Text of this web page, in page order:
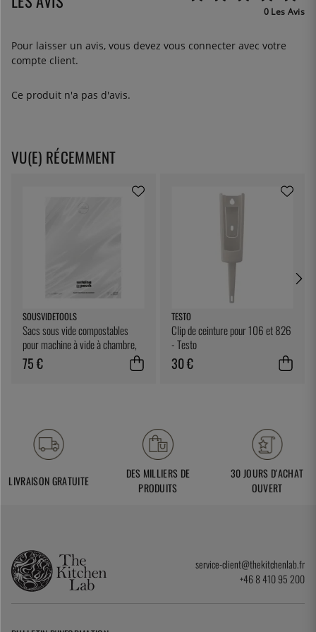
0 Les Avis
Pour laisser un avis, vous devez vous connecter avec votre
compte client.
Ce produit n'a pas d'avis.
VU(E) RÉCEMMENT
SOUSVIDETOOLS
Sacs sous vide compostables
pour machine à vide à chambre,
25 x 25 cm, paquet de 200 -
SousVideTools
75 €
TESTO
Clip de ceinture pour 106 et 826
- Testo
30 €
LIVRAISON GRATUITE
DES MILLIERS DE
PRODUITS
30 JOURS D'ACHAT
OUVERT
service-client@thekitchenlab.fr
+46 8 410 95 200